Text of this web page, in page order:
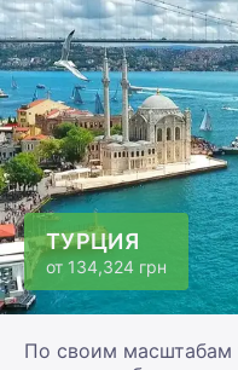
ТУРЦИЯ
от 134,324 грн
По своим